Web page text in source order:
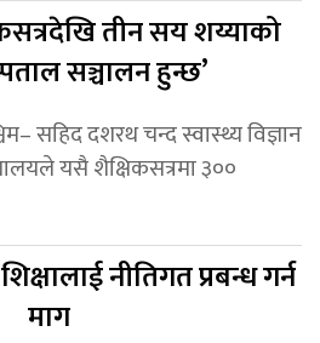
तीन सय शय्याको
सञ्चालन हुन्छ’
सहिद दशरथ चन्द स्वास्थ्य विज्ञान
यसै शैक्षिकसत्रमा ३००
नीतिगत प्रबन्ध गर्न
माग